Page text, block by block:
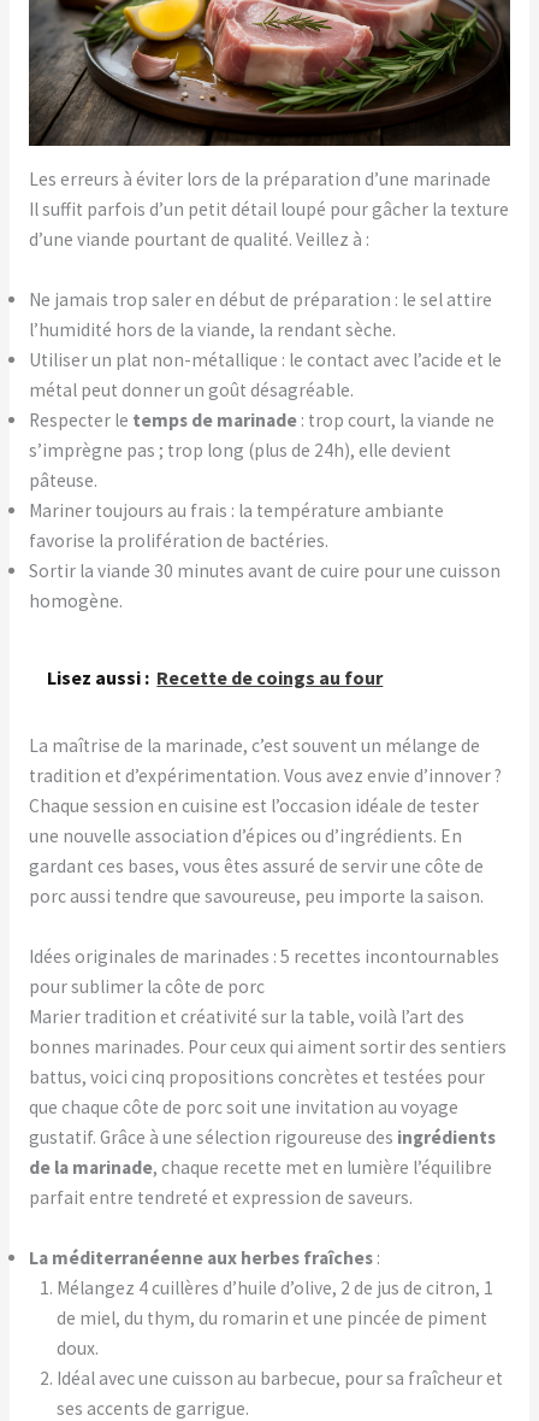
Les erreurs à éviter lors de la préparation d’une marinade
Il suffit parfois d’un petit détail loupé pour gâcher la texture
d’une viande pourtant de qualité. Veillez à :
Ne jamais trop saler en début de préparation : le sel attire
l’humidité hors de la viande, la rendant sèche.
Utiliser un plat non-métallique : le contact avec l’acide et le
métal peut donner un goût désagréable.
Respecter le temps de marinade: trop court, la viande ne
s’imprègne pas ; trop long (plus de 24h), elle devient
pâteuse.
Mariner toujours au frais : la température ambiante
favorise la prolifération de bactéries.
Sortir la viande 30 minutes avant de cuire pour une cuisson
homogène.
Lisez aussi : Recette de coings au four
La maîtrise de la marinade, c’est souvent un mélange de
tradition et d’expérimentation. Vous avez envie d’innover ?
Chaque session en cuisine est l’occasion idéale de tester
une nouvelle association d’épices ou d’ingrédients. En
gardant ces bases, vous êtes assuré de servir une côte de
porc aussi tendre que savoureuse, peu importe la saison.
Idées originales de marinades : 5 recettes incontournables
pour sublimer la côte de porc
Marier tradition et créativité sur la table, voilà l’art des
bonnes marinades. Pour ceux qui aiment sortir des sentiers
battus, voici cinq propositions concrètes et testées pour
que chaque côte de porc soit une invitation au voyage
gustatif. Grâce à une sélection rigoureuse des ingrédients
de la marinade, chaque recette met en lumière l’équilibre
parfait entre tendreté et expression de saveurs.
La méditerranéenne aux herbes fraîches:
Mélangez 4 cuillères d’huile d’olive, 2 de jus de citron, 1
de miel, du thym, du romarin et une pincée de piment
doux.
Idéal avec une cuisson au barbecue, pour sa fraîcheur et
ses accents de garrigue.